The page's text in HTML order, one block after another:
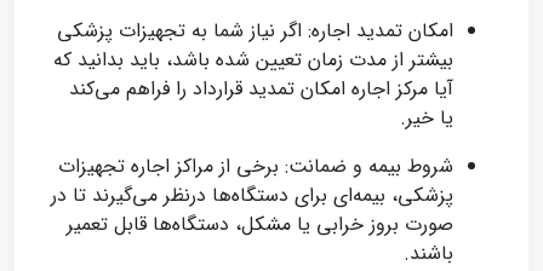
امکان تمدید اجاره: اگر نیاز شما به تجهیزات پزشکی
بیشتر از مدت زمان تعیین شده باشد، باید بدانید که
آیا مرکز اجاره امکان تمدید قرارداد را فراهم می‌کند
یا خیر.
شروط بیمه و ضمانت: برخی از مراکز اجاره تجهیزات
پزشکی، بیمه‌ای برای دستگاه‌ها درنظر می‌گیرند تا در
صورت بروز خرابی یا مشکل، دستگاه‌ها قابل تعمیر
باشند.